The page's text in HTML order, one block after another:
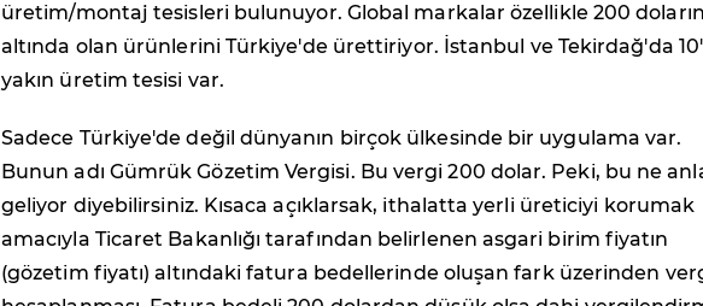
üretim/montaj tesisleri bulunuyor. Global markalar özellikle 200 doların
altında olan ürünlerini Türkiye'de ürettiriyor. İstanbul ve Tekirdağ'da
yakın üretim tesisi var.
Sadece Türkiye'de değil dünyanın birçok ülkesinde bir uygulama var.
Bunun adı Gümrük Gözetim Vergisi. Bu vergi 200 dolar. Peki, bu ne
geliyor diyebilirsiniz. Kısaca açıklarsak, ithalatta yerli üreticiyi korumak
amacıyla Ticaret Bakanlığı tarafından belirlenen asgari birim fiyatın
(gözetim fiyatı) altındaki fatura bedellerinde oluşan fark üzerinden